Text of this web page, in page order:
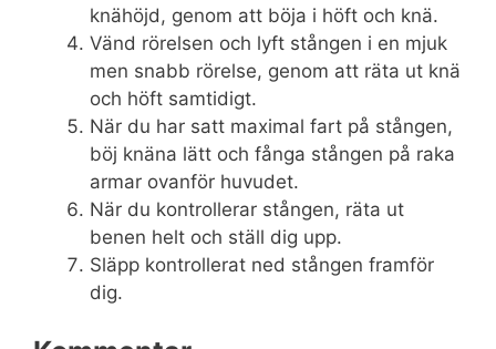
knähöjd, genom att böja i höft och knä.
Vänd rörelsen och lyft stången i en mjuk
men snabb rörelse, genom att räta ut knä
och höft samtidigt.
När du har satt maximal fart på stången,
böj knäna lätt och fånga stången på raka
armar ovanför huvudet.
När du kontrollerar stången, räta ut
benen helt och ställ dig upp.
Släpp kontrollerat ned stången framför
dig.